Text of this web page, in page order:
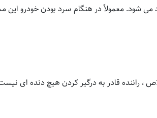
معمولاً در هنگام سرد بودن خودرو این
، راننده قادر به درگیر کردن هیچ دنده ای